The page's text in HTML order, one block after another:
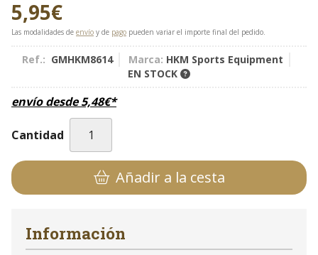
5,95€
Las modalidades de envío y de pago pueden variar el importe final del pedido.
Ref.: GMHKM8614 Marca: HKM Sports Equipment
EN STOCK
envío desde5,48€*
Cantidad
Añadir a la cesta
Información